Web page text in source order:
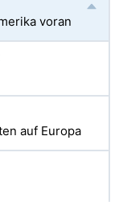
voran
auf Europa